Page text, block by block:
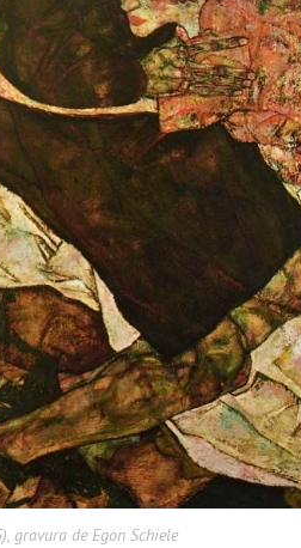
gravura de Egon Schiele